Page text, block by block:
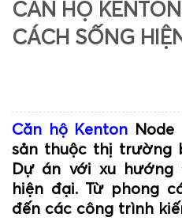
CĂN HỘ
CÁCH SỐNG
Căn hộ Kenton
sản thuộc thị trường
Dự án với xu
hiện đại. Từ phong
đến các công trình